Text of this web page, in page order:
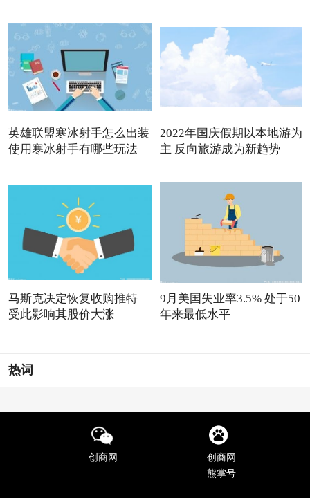
英雄联盟寒冰射手怎么出装
使用寒冰射手有哪些玩法
2022年国庆假期以本地游为
主 反向旅游成为新趋势
马斯克决定恢复收购推特
受此影响其股价大涨
9月美国失业率3.5% 处于50
年来最低水平
热词
创商网
创商网
熊掌号